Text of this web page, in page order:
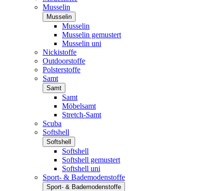
Musselin
Musselin
Musselin
Musselin gemustert
Musselin uni
Nickistoffe
Outdoorstoffe
Polsterstoffe
Samt
Samt
Samt
Möbelsamt
Stretch-Samt
Scuba
Softshell
Softshell
Softshell
Softshell gemustert
Softshell uni
Sport- & Bademodenstoffe
Sport- & Bademodenstoffe